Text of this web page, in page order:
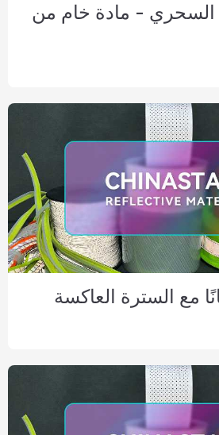
السحري - مادة خام من
مع السترة العاكسة